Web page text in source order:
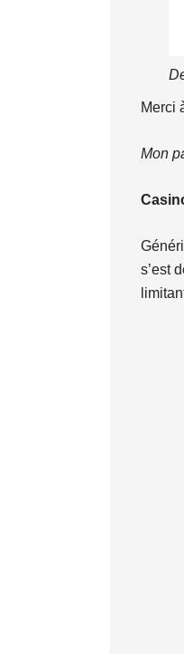
Merci
Mon
s’est